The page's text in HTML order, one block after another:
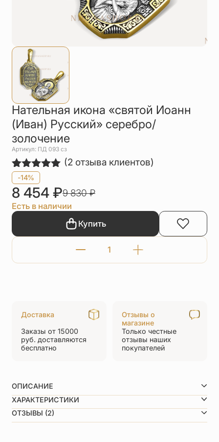
Цепи
Шнурки на
Другое
Нательная икона «святой Иоанн
(Иван) Русский» серебро/
золочение
Артикул: ПД 093 сз
Рейтинг
5.00из 5
на основе
опроса
2
пользователей
(2 отзыва клиентов)
-14%
8 454 ₽9 830₽
Есть в наличии
Купить
Количество
«святой
Иоанн
(Иван)
Русский»
Доставка
Заказы от 15000
руб. доставляются
бесплатно
Отзывы о
магазине
Только честные
отзывы наших
покупателей
ОПИСАНИЕ
Техника изготовления:
литьё, чернение, ручная работа
ХАРАКТЕРИСТИКИ
Размеры вертикаль/горизонталь
ОТЗЫВЫ (2)